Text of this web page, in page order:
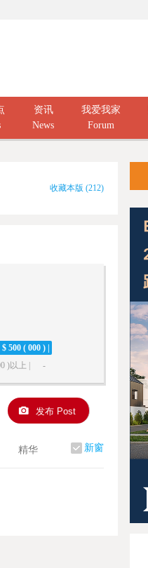
资讯
News
我爱我家
Forum
收藏本版 (212)
500 ( 000 ) |
)以上 | -
发布 Post
新窗
精华